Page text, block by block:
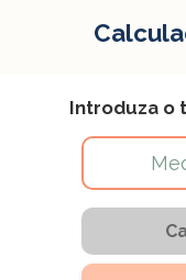
Introduza o